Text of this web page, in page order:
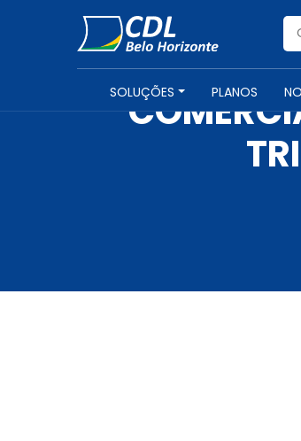
SOLUÇÕES PLANOS